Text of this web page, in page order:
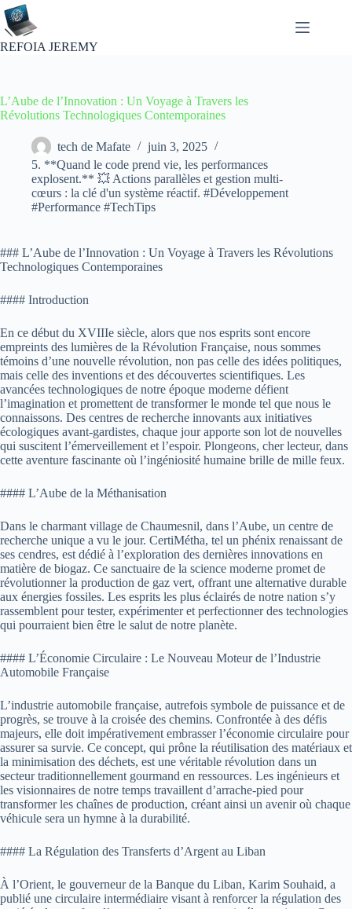
Passer
au
contenu
REFOIA JEREMY
L’Aube de l’Innovation : Un Voyage à Travers les
Révolutions Technologiques Contemporaines
tech de Mafate
juin 3, 2025
5. **Quand le code prend vie, les performances
explosent.** 💥 Actions parallèles et gestion multi-
cœurs : la clé d'un système réactif. #Développement
#Performance #TechTips
### L’Aube de l’Innovation : Un Voyage à Travers les Révolutions
Technologiques Contemporaines
#### Introduction
En ce début du XVIIIe siècle, alors que nos esprits sont encore
empreints des lumières de la Révolution Française, nous sommes
témoins d’une nouvelle révolution, non pas celle des idées politiques,
mais celle des inventions et des découvertes scientifiques. Les
avancées technologiques de notre époque moderne défient
l’imagination et promettent de transformer le monde tel que nous le
connaissons. Des centres de recherche innovants aux initiatives
écologiques avant-gardistes, chaque jour apporte son lot de nouvelles
qui suscitent l’émerveillement et l’espoir. Plongeons, cher lecteur, dans
cette aventure fascinante où l’ingéniosité humaine brille de mille feux.
#### L’Aube de la Méthanisation
Dans le charmant village de Chaumesnil, dans l’Aube, un centre de
recherche unique a vu le jour. CertiMétha, tel un phénix renaissant de
ses cendres, est dédié à l’exploration des dernières innovations en
matière de biogaz. Ce sanctuaire de la science moderne promet de
révolutionner la production de gaz vert, offrant une alternative durable
aux énergies fossiles. Les esprits les plus éclairés de notre nation s’y
rassemblent pour tester, expérimenter et perfectionner des technologies
qui pourraient bien être le salut de notre planète.
#### L’Économie Circulaire : Le Nouveau Moteur de l’Industrie
Automobile Française
L’industrie automobile française, autrefois symbole de puissance et de
progrès, se trouve à la croisée des chemins. Confrontée à des défis
majeurs, elle doit impérativement embrasser l’économie circulaire pour
assurer sa survie. Ce concept, qui prône la réutilisation des matériaux et
la minimisation des déchets, est une véritable révolution dans un
secteur traditionnellement gourmand en ressources. Les ingénieurs et
les visionnaires de notre temps travaillent d’arrache-pied pour
transformer les chaînes de production, créant ainsi un avenir où chaque
véhicule sera un hymne à la durabilité.
#### La Régulation des Transferts d’Argent au Liban
À l’Orient, le gouverneur de la Banque du Liban, Karim Souhaid, a
publié une circulaire intermédiaire visant à renforcer la régulation des